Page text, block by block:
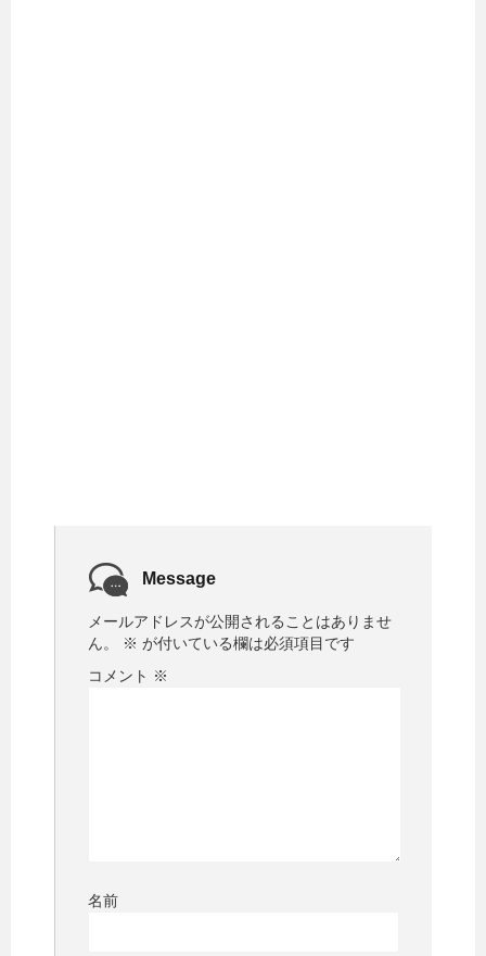
Message
メールアドレスが公開されることはありませ
ん。
※ が付いている欄は必須項目です
コメント ※
名前